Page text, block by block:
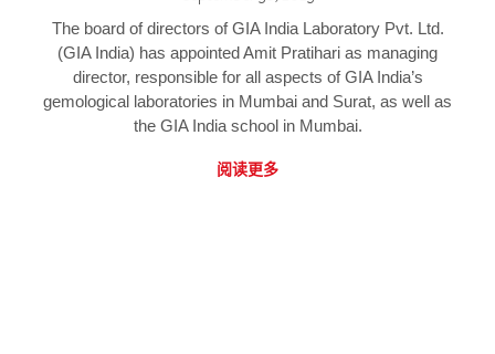
The board of directors of GIA India Laboratory Pvt. Ltd.
(GIA India) has appointed Amit Pratihari as managing
director, responsible for all aspects of GIA India’s
gemological laboratories in Mumbai and Surat, as well as
the GIA India school in Mumbai.
阅读更多